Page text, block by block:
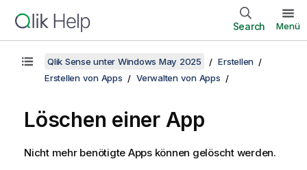
Search Menü
Qlik Sense unter Windows May 2025
Erstellen
Erstellen von Apps
Verwalten von Apps
Löschen einer App
Nicht mehr benötigte Apps können gelöscht werden.